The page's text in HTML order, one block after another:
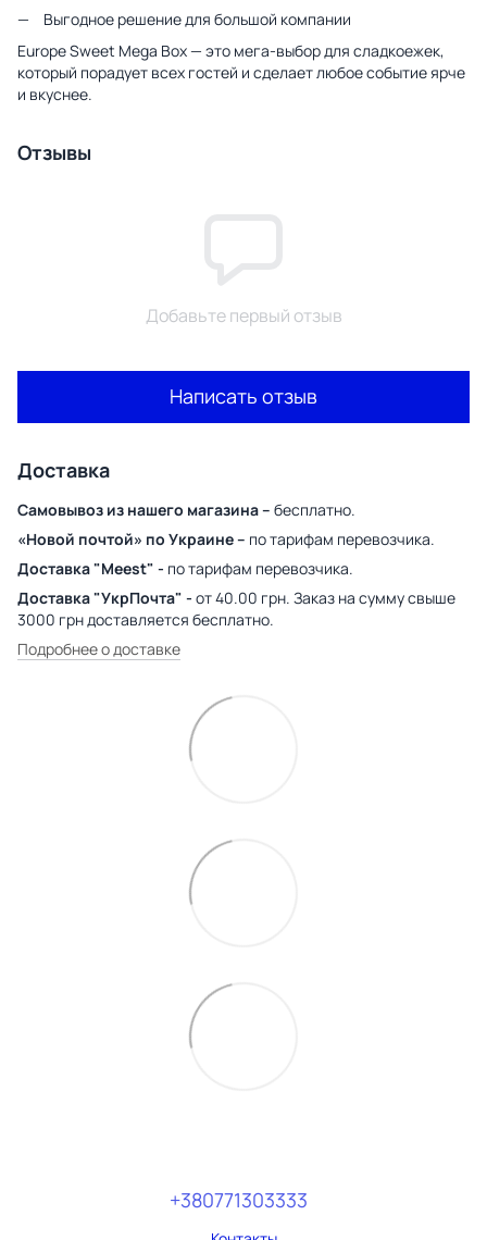
Выгодное решение для большой компании
Europe Sweet Mega Box — это мега-выбор для сладкоежек,
который порадует всех гостей и сделает любое событие ярче
и вкуснее.
Отзывы
Добавьте первый отзыв
Написать отзыв
Доставка
Самовывоз из нашего магазина – бесплатно.
«Новой почтой» по Украине – по тарифам перевозчика.
Доставка "Meest" - по тарифам перевозчика.
Доставка "УкрПочта" - от 40.00 грн. Заказ на сумму свыше
3000 грн доставляется бесплатно.
Подробнее о доставке
+380771303333